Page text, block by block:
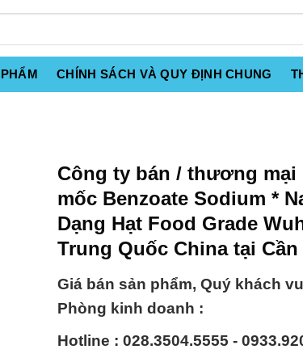
CHÍNH SÁCH VÀ QUY ĐỊNH CHUNG
Công ty bán / thương mại
mốc Benzoate Sodium *
Dạng Hạt Food Grade
Trung Quốc China tại
Giá bán sản phẩm, Quý khách
Phòng kinh doanh :
Hotline : 028.3504.5555 -